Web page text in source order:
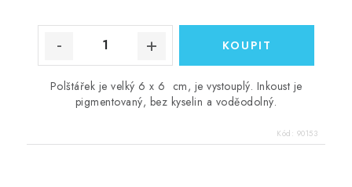
Polštářek je velký 6 x 6 cm, je vystouplý. Inkoust je
pigmentovaný, bez kyselin a voděodolný.
Kód: 90153